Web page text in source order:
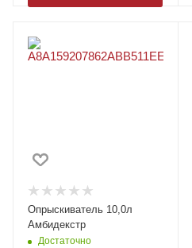
Опрыскиватель 10,0л
Амбидекстр
Достаточно